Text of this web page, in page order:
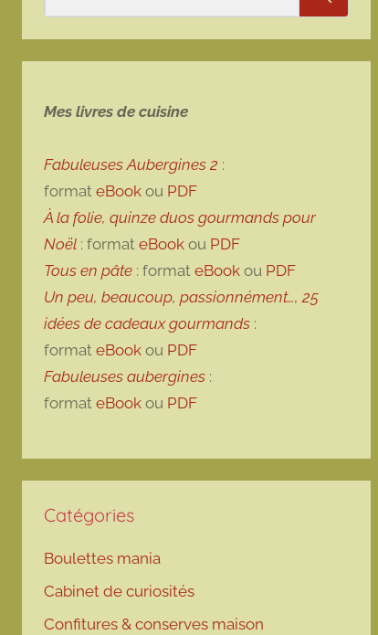
Mes livres de cuisine
Fabuleuses Aubergines 2 :
format eBook ou PDF
À la folie, quinze duos gourmands pour
Noël : format eBook ou PDF
Tous en pâte : format eBook ou PDF
Un peu, beaucoup, passionnément…, 25
idées de cadeaux gourmands :
format eBook ou PDF
Fabuleuses aubergines :
format eBook ou PDF
Catégories
Boulettes mania
Cabinet de curiosités
Confitures & conserves maison